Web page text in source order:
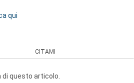
qui
CITAMI
questo articolo.